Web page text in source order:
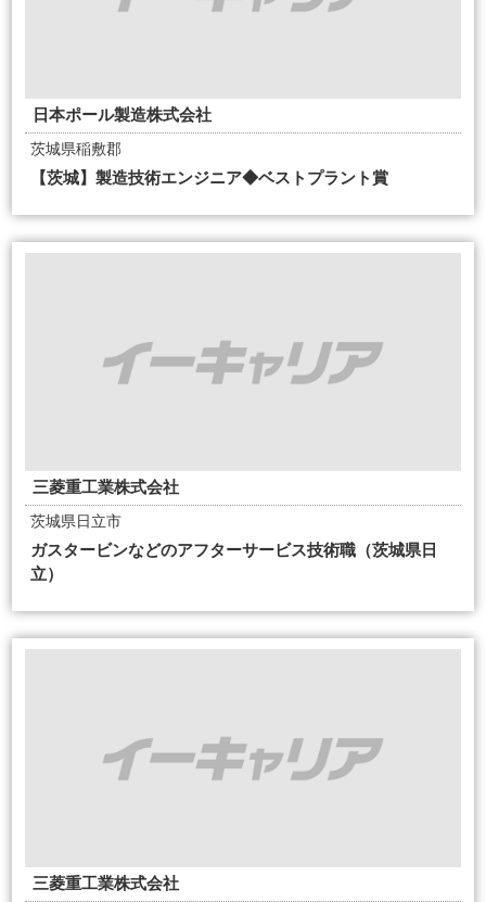
日本ポール製造株式会社
茨城県稲敷郡
【茨城】製造技術エンジニア◆ベストプラント賞
三菱重工業株式会社
茨城県日立市
ガスタービンなどのアフターサービス技術職（茨城県日
立）
三菱重工業株式会社